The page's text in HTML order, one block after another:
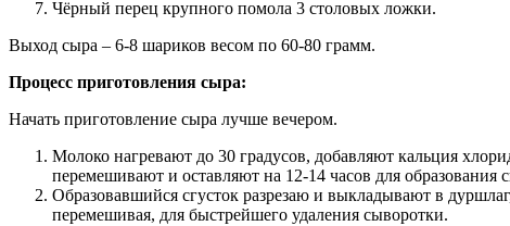
Чёрный перец крупного помола 3 столовых ложки.
Выход сыра – 6-8 шариков весом по 60-80 грамм.
Процесс приготовления сыра:
Начать приготовление сыра лучше вечером.
Молоко нагревают до 30 градусов, добавляют кальция
перемешивают и оставляют на 12-14 часов для образования
Образовавшийся сгусток разрезаю и выкладывают в
перемешивая, для быстрейшего удаления сыворотки.